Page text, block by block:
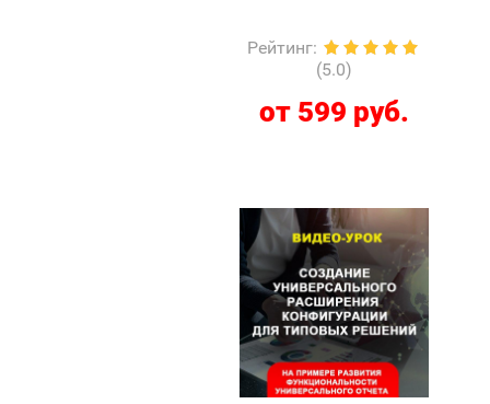
Рейтинг:
(5.0)
от 599 руб.